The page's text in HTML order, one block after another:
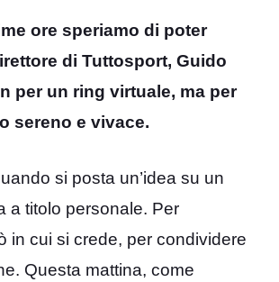
ore speriamo di poter
di Tuttosport, Guido
per un ring virtuale, ma per
sereno e vivace.
si posta un’idea su un
a titolo personale. Per
in cui si crede, per condividere
Questa mattina, come